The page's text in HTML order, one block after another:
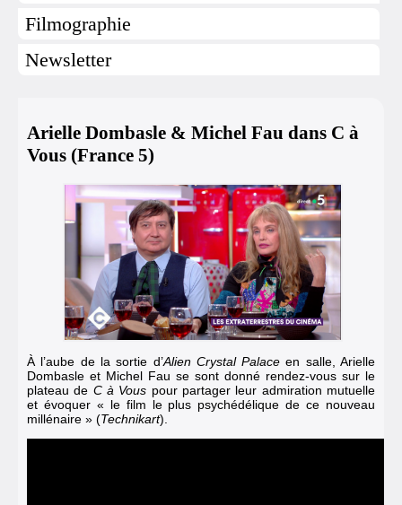
Filmographie
Newsletter
Arielle Dombasle & Michel Fau dans C à
Vous (France 5)
À l’aube de la sortie d’Alien Crystal Palace en salle, Arielle
Dombasle et Michel Fau se sont donné rendez-vous sur le
plateau de C à Vous pour partager leur admiration mutuelle
et évoquer « le film le plus psychédélique de ce nouveau
millénaire » (Technikart).